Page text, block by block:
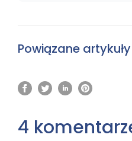
Powiązane artykuły
4